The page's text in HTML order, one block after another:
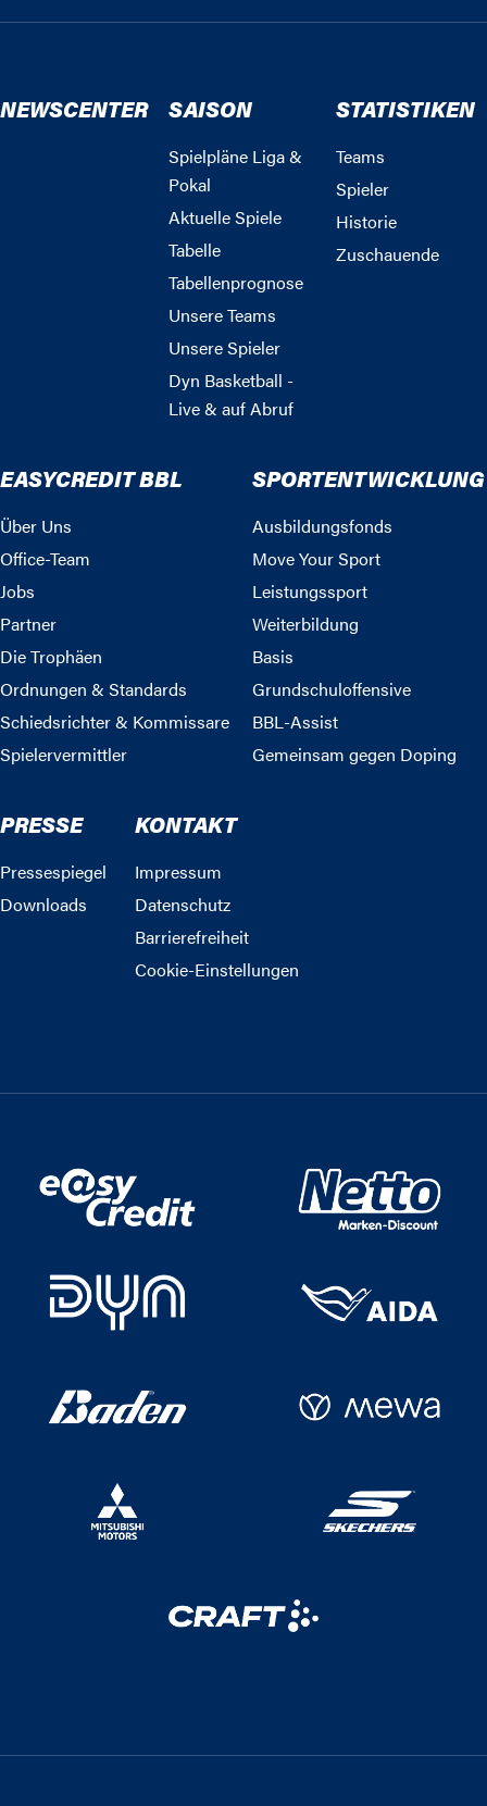
NEWSCENTER SAISON
Spielpläne Liga &
Pokal
Aktuelle Spiele
Tabelle
Tabellenprognose
Unsere Teams
Unsere Spieler
Dyn Basketball -
Live & auf Abruf
STATISTIKEN
Teams
Spieler
Historie
Zuschauende
EASYCREDIT BBL
Über Uns
Office-Team
Jobs
Partner
Die Trophäen
Ordnungen & Standards
Schiedsrichter & Kommissare
Spielervermittler
SPORTENTWICKLUNG
Ausbildungsfonds
Move Your Sport
Leistungssport
Weiterbildung
Basis
Grundschuloffensive
BBL-Assist
Gemeinsam gegen Doping
PRESSE
Pressespiegel
Downloads
KONTAKT
Impressum
Datenschutz
Barrierefreiheit
Cookie-Einstellungen